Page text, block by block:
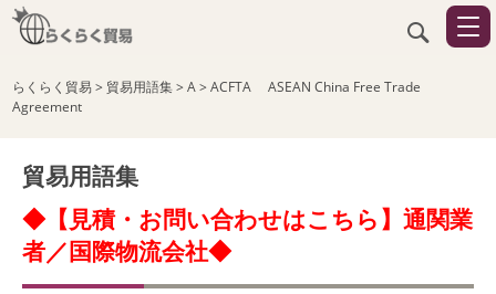
らくらく貿易> 貿易用語集>A>ACFTA ASEAN China Free Trade
Agreement
貿易用語集
◆【見積・お問い合わせはこちら】通関業
者／国際物流会社◆